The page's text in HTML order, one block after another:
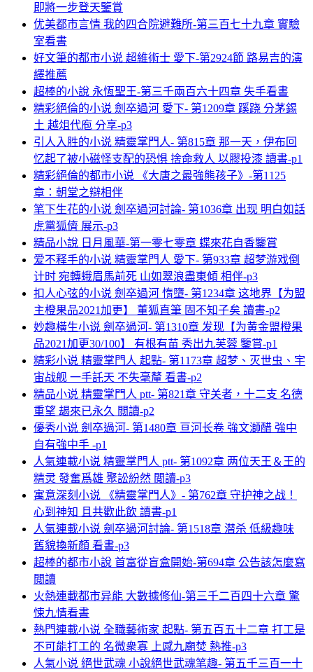
即將一步登天鑒賞
优美都市言情 我的四合院避難所-第三百七十九章 實驗
室看書
好文筆的都市小说 超維術士 愛下-第2924節 路易吉的演
繹推薦
超棒的小說 永恆聖王-第三千兩百六十四章 失手看書
精彩絕倫的小说 劍卒過河 愛下- 第1209章 蹊跷 分茅錫
土 越俎代庖 分享-p3
引人入胜的小说 精靈掌門人- 第815章 那一天，伊布回
忆起了被小磁怪支配的恐惧 捨命救人 以膠投漆 讀書-p1
精彩絕倫的都市小说 《大唐之最強熊孩子》-第1125
章：朝堂之辯相伴
笔下生花的小说 劍卒過河討論- 第1036章 出现 明白如話
虎黨狐儕 展示-p3
精品小說 日月風華-第一零七零章 蝶來花自香鑒賞
爱不释手的小说 精靈掌門人 愛下- 第933章 超梦游戏倒
计时 宛轉蛾眉馬前死 山如翠浪盡東傾 相伴-p3
扣人心弦的小说 劍卒過河 惰墮- 第1234章 这地界【为盟
主橙果品2021加更】 董狐直筆 固不知子矣 讀書-p2
妙趣橫生小说 劍卒過河- 第1310章 发现【为黄金盟橙果
品2021加更30/100】 有根有苗 秀出九芙蓉 鑒賞-p1
精彩小说 精靈掌門人 起點- 第1173章 超梦、灭世虫、宇
宙战舰 一手託天 不失毫釐 看書-p2
精品小说 精靈掌門人 ptt- 第821章 守关者，十二支 名德
重望 朅來已永久 閲讀-p2
優秀小说 劍卒過河- 第1480章 亘河长卷 強文溮醋 強中
自有強中手 -p1
人氣連載小说 精靈掌門人 ptt- 第1092章 两位天王＆王的
精灵 發奮爲雄 聚訟紛然 閲讀-p3
寓意深刻小说 《精靈掌門人》- 第762章 守护神之战！
心到神知 且共歡此飲 讀書-p1
人氣連載小说 劍卒過河討論- 第1518章 潜杀 低級趣味
舊貌換新顏 看書-p3
超棒的都市小說 首富從盲盒開始-第694章 公告該怎麼寫
閲讀
火熱連載都市异能 大數據修仙-第三千二百四十六章 驚
悚九情看書
熱門連載小说 全職藝術家 起點- 第五百五十二章 打工是
不可能打工的 名微衆寡 上感九廟焚 熱推-p3
人氣小说 絕世武魂 小說絕世武魂笔趣- 第五千三百一十